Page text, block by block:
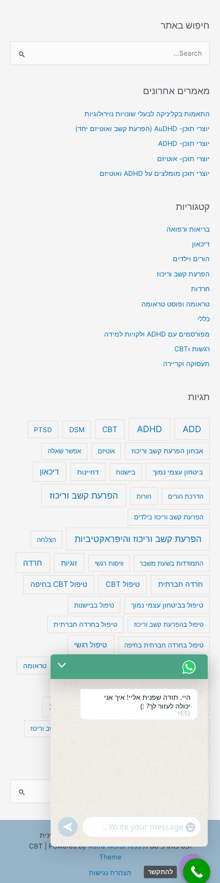
חיפוש באתר
r
o
r
:
מאמרים אחרונים
התאמות בקליניקה לבעלי שונויות נוירולוגיות
יוצרי תוכן- AuDHD (הפרעת קשב ואוטיזם יחד)
יוצרי תוכן- ADHD
יוצרי תוכן- אוטיזם
יוצרי תוכן מומלצים על ADHD ואוטיזם
קטגוריות
בריאות ורפואה
דיכאון
הורים וילדים
הפרעת קשב וריכוז
חרדות
טראומה ופוסט טראומה
כללי
מפורסמים עם ADHD ולקויות למידה
רגשות וCBT
תעסוקה וקריירה
תגיות
ADD
ADHD
CBT
DSM
PTSD
אבחון הפרעת קשב וריכוז אוטיזם אפשר שאלה
ביטחון עצמי נמוך ביישנות דחיינות דיכאון
הדרכת הורים הורות הפרעת קשב וריכוז
הפרעת קשב וריכוז בילדים
הפרעת קשב וריכוז והיפראקטיביות הצלחה
התמודדות בשעת משבר וויסות רגשי זוגיות חרדה
חרדה חברתית טיפול CBT טיפול CBT בחיפה
טיפול בביטחון עצמי נמוך טיפול בביישנות
טיפול בהפרעת קשב וריכוז טיפול בחרדה חברתית
טיפול בחרדה חברתית בחיפה טיפול רגשי
טיפול תרופתי להפרעת קשב טעויות חשיבה טראומה
מפורסמים עם הפרעת קשב עיצות
קומורבידיות להפרעת קשב וריכוז
a
c
f
Copyright © 2026 ענבל טננבאום - עו"ס קלינית
ופסיכותרפיסטית CBT | Powered byAstra WordPress
Theme
הצהרת נגישות
להתקשר
היי. תודה שפנית אליי! איך אני
יכולה לעזור לך? :)
15:52
"+chaty_settings.lang.emoji_picker+"
WhatsApp
undefined